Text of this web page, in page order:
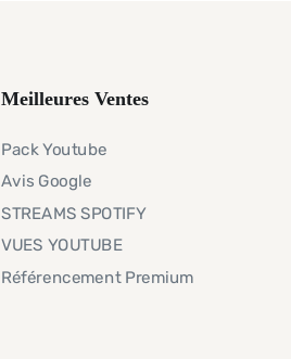
Meilleures Ventes
Pack Youtube
Avis Google
STREAMS SPOTIFY
VUES YOUTUBE
Référencement Premium